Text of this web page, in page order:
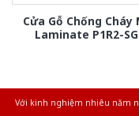
Cửa Gỗ Chống Cháy
Laminate P1R2-
Với kinh nghiệm nhiêu năm